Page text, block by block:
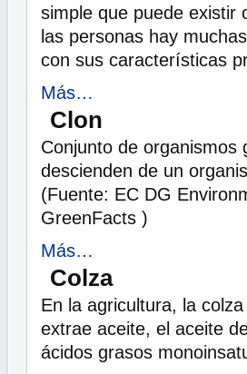
simple que puede existir
las personas hay
con sus características
Más…
Clon
Conjunto de organismos
descienden de un
(Fuente: EC DG
GreenFacts )
Más…
Colza
En la agricultura, la
extrae aceite, el aceite
ácidos grasos